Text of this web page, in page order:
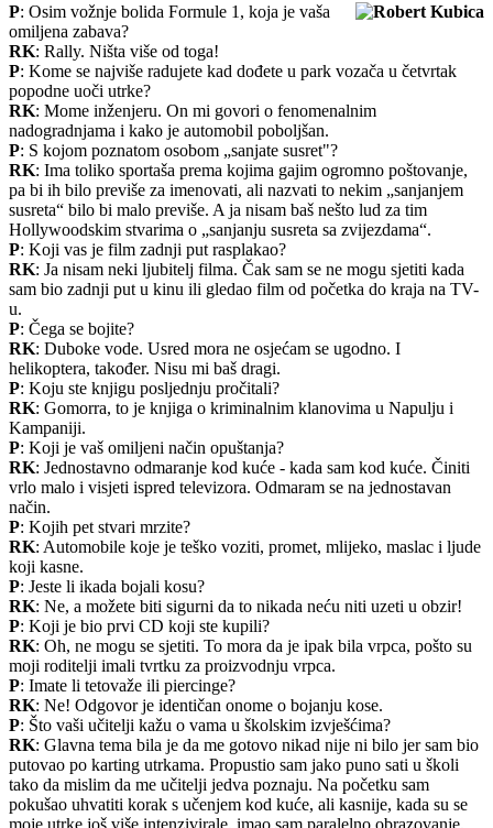
P: Osim vožnje bolida Formule 1, koja je vaša
omiljena zabava?
RK: Rally. Ništa više od toga!
P: Kome se najviše radujete kad dođete u park vozača u četvrtak
popodne uoči utrke?
RK: Mome inženjeru. On mi govori o fenomenalnim
nadogradnjama i kako je automobil poboljšan.
P: S kojom poznatom osobom „sanjate susret"?
RK: Ima toliko sportaša prema kojima gajim ogromno poštovanje,
pa bi ih bilo previše za imenovati, ali nazvati to nekim „sanjanjem
susreta“ bilo bi malo previše. A ja nisam baš nešto lud za tim
Hollywoodskim stvarima o „sanjanju susreta sa zvijezdama“.
P: Koji vas je film zadnji put rasplakao?
RK: Ja nisam neki ljubitelj filma. Čak sam se ne mogu sjetiti kada
sam bio zadnji put u kinu ili gledao film od početka do kraja na TV-
u.
P: Čega se bojite?
RK: Duboke vode. Usred mora ne osjećam se ugodno. I
helikoptera, također. Nisu mi baš dragi.
P: Koju ste knjigu posljednju pročitali?
RK: Gomorra, to je knjiga o kriminalnim klanovima u Napulju i
Kampaniji.
P: Koji je vaš omiljeni način opuštanja?
RK: Jednostavno odmaranje kod kuće - kada sam kod kuće. Činiti
vrlo malo i visjeti ispred televizora. Odmaram se na jednostavan
način.
P: Kojih pet stvari mrzite?
RK: Automobile koje je teško voziti, promet, mlijeko, maslac i ljude
koji kasne.
P: Jeste li ikada bojali kosu?
RK: Ne, a možete biti sigurni da to nikada neću niti uzeti u obzir!
P: Koji je bio prvi CD koji ste kupili?
RK: Oh, ne mogu se sjetiti. To mora da je ipak bila vrpca, pošto su
moji roditelji imali tvrtku za proizvodnju vrpca.
P: Imate li tetovaže ili piercinge?
RK: Ne! Odgovor je identičan onome o bojanju kose.
P: Što vaši učitelji kažu o vama u školskim izvješćima?
RK: Glavna tema bila je da me gotovo nikad nije ni bilo jer sam bio
putovao po karting utrkama. Propustio sam jako puno sati u školi
tako da mislim da me učitelji jedva poznaju. Na početku sam
pokušao uhvatiti korak s učenjem kod kuće, ali kasnije, kada su se
moje utrke još više intenzivirale, imao sam paralelno obrazovanje.